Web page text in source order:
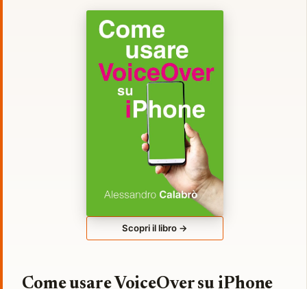
Scopri il libro →
Come usare VoiceOver su iPhone